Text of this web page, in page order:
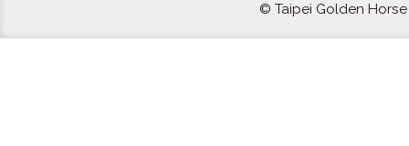
© Taipei Golden